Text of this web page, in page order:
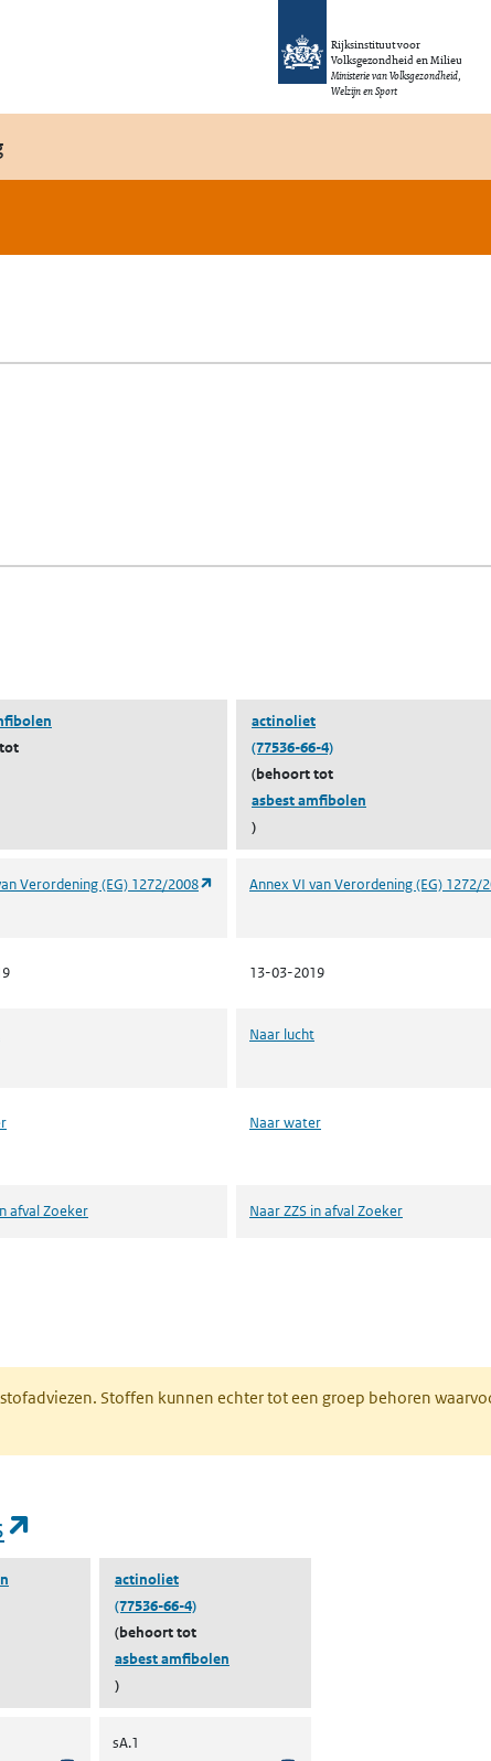
Rijksinstituut voor
Volksgezondheid en Milieu
Ministerie van Volksgezondheid,
Welzijn en Sport
actinoliet
(77536-66-4)
(behoort tot
asbest amfibolen
)
Verordening (EG) 1272/2008 (opent in een nieuw tabblad)
Annex VI van Verordening (EG) 1272/
13-03-2019
Naar lucht
Naar water
afval Zoeker Naar ZZS in afval Zoeker
Stoffen kunnen echter tot een groep behoren
actinoliet
(77536-66-4)
(behoort tot
asbest amfibolen
)
sA.1